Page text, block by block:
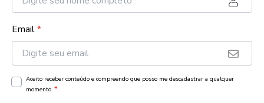
Email*
Aceito receber conteúdo e compreendo que posso me descadastrar a qualquer
momento. *